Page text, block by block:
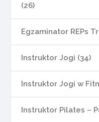
(26)
Egzaminator REPs
Instruktor Jogi (34)
Instruktor Jogi w
Instruktor Pilates –